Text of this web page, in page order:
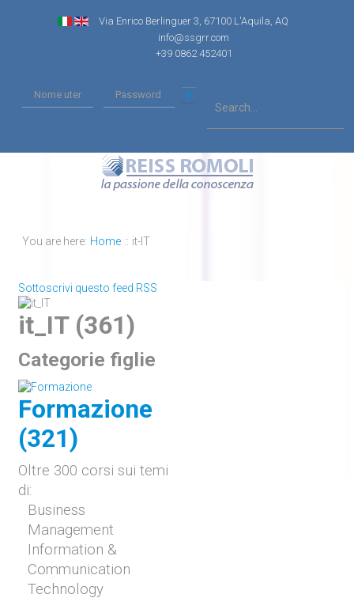
Via Enrico Berlinguer 3, 67100 L'Aquila, AQ
info@ssgrr.com
+39 0862 452401
You are here: Home :: it-IT
Sottoscrivi questo feed RSS
it_IT (361)
Categorie figlie
Formazione
(321)
Oltre 300 corsi sui temi
di:
Business
Management
Information &
Communication
Technology